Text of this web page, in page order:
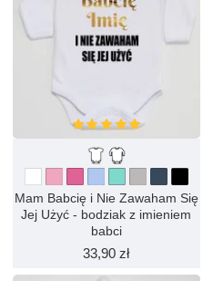
Mam Babcię i Nie Zawaham Się
Jej Użyć - bodziak z imieniem
babci
33,90 zł